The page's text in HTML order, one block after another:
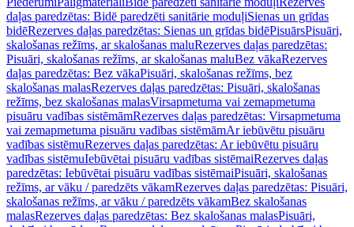
daļas paredzētas: Bidē paredzēti sanitārie moduļiSienas un grīdas
bidēRezerves daļas paredzētas: Sienas un grīdas bidēPisuārsPisuāri,
skalošanas režīms, ar skalošanas maluRezerves daļas paredzētas:
Pisuāri, skalošanas režīms, ar skalošanas maluBez vākaRezerves
daļas paredzētas: Bez vākaPisuāri, skalošanas režīms, bez
skalošanas malasRezerves daļas paredzētas: Pisuāri, skalošanas
režīms, bez skalošanas malasVirsapmetuma vai zemapmetuma
pisuāru vadības sistēmāmRezerves daļas paredzētas: Virsapmetuma
vai zemapmetuma pisuāru vadības sistēmāmAr iebūvētu pisuāru
vadības sistēmuRezerves daļas paredzētas: Ar iebūvētu pisuāru
vadības sistēmuIebūvētai pisuāru vadības sistēmaiRezerves daļas
paredzētas: Iebūvētai pisuāru vadības sistēmaiPisuāri, skalošanas
režīms, ar vāku / paredzēts vākamRezerves daļas paredzētas: Pisuāri,
skalošanas režīms, ar vāku / paredzēts vākamBez skalošanas
malasRezerves daļas paredzētas: Bez skalošanas malasPisuāri,